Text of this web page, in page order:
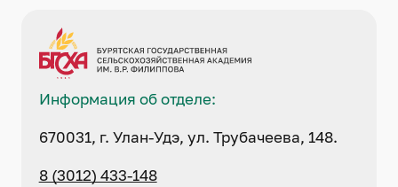
Информация об отделе:
670031, г. Улан-Удэ, ул. Трубачеева, 148.
8 (3012) 433-148